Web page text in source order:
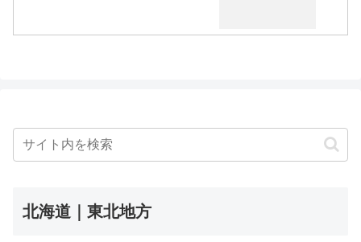
北海道｜東北地方